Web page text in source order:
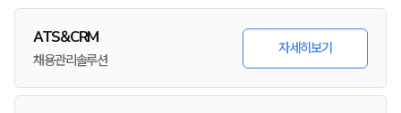
ATS&CRM
채용관리솔루션
자세히보기